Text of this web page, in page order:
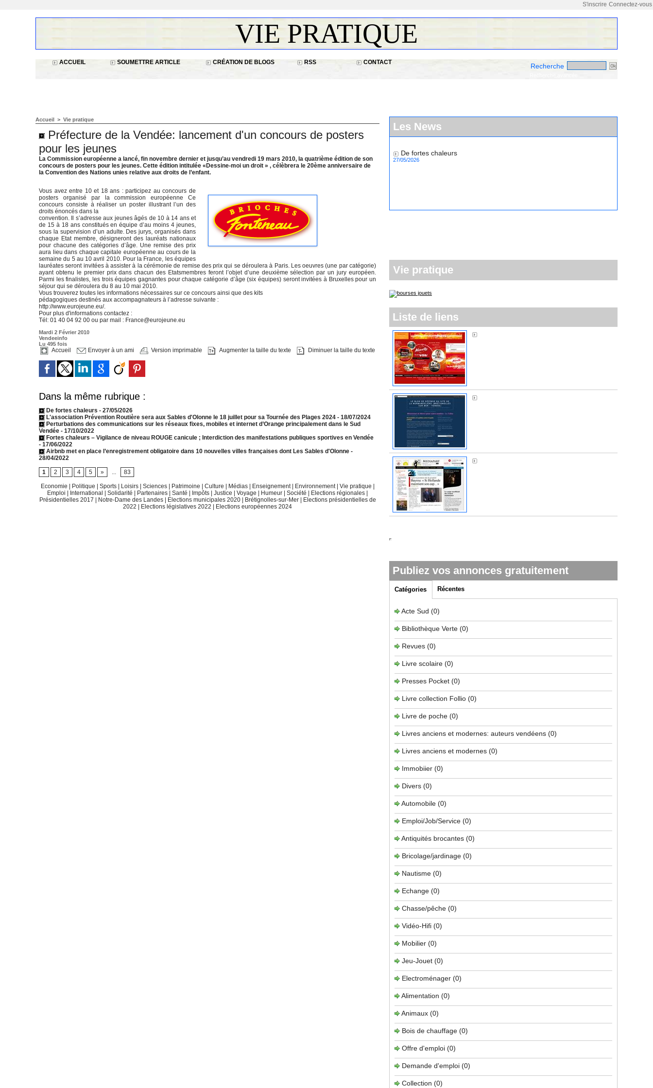
Connectez-vous
S'inscrire
VIE PRATIQUE
ACCUEIL SOUMETTRE ARTICLE CRÉATION DE BLOGS RSS CONTACT Recherche
Accueil > Vie pratique
Préfecture de la Vendée: lancement d'un concours de posters
pour les jeunes
La Commission européenne a lancé, fin novembre dernier et jusqu’au vendredi 19 mars 2010, la quatrième édition de son
concours de posters pour les jeunes. Cette édition intitulée «Dessine-moi un droit » , célèbrera le 20ème anniversaire de
la Convention des Nations unies relative aux droits de l’enfant.
Vous avez entre 10 et 18 ans : participez au concours de
posters organisé par la commission européenne Ce
concours consiste à réaliser un poster illustrant l’un des
droits énoncés dans la
convention. Il s’adresse aux jeunes âgés de 10 à 14 ans et
de 15 à 18 ans constitués en équipe d’au moins 4 jeunes,
sous la supervision d’un adulte. Des jurys, organisés dans
chaque Etat membre, désigneront des lauréats nationaux
pour chacune des catégories d’âge. Une remise des prix
aura lieu dans chaque capitale européenne au cours de la
semaine du 5 au 10 avril 2010. Pour la France, les équipes
lauréates seront invitées à assister à la cérémonie de remise des prix qui se déroulera à Paris. Les oeuvres (une par catégorie)
ayant obtenu le premier prix dans chacun des Etatsmembres feront l’objet d’une deuxième sélection par un jury européen.
Parmi les finalistes, les trois équipes gagnantes pour chaque catégorie d’âge (six équipes) seront invitées à Bruxelles pour un
séjour qui se déroulera du 8 au 10 mai 2010.
Vous trouverez toutes les informations nécessaires sur ce concours ainsi que des kits
pédagogiques destinés aux accompagnateurs à l’adresse suivante :
http://www.eurojeune.eu/.
Pour plus d'informations contactez :
Tél: 01 40 04 92 00 ou par mail : France@eurojeune.eu
Mardi 2 Février 2010
Vendeeinfo
Lu 495 fois
Accueil Envoyer à un ami Version imprimable Augmenter la taille du texte Diminuer la taille du texte
Dans la même rubrique :
De fortes chaleurs - 27/05/2026
L'association Prévention Routière sera aux Sables d'Olonne le 18 juillet pour sa Tournée des Plages 2024 - 18/07/2024
Perturbations des communications sur les réseaux fixes, mobiles et internet d’Orange principalement dans le Sud
Vendée - 17/10/2022
Fortes chaleurs – Vigilance de niveau ROUGE canicule ; Interdiction des manifestations publiques sportives en Vendée
- 17/06/2022
Airbnb met en place l’enregistrement obligatoire dans 10 nouvelles villes françaises dont Les Sables d'Olonne -
28/04/2022
1 2 3 4 5 » ... 83
Economie Politique Sports Loisirs Sciences Patrimoine Culture Médias Enseignement Environnement Vie pratique
Emploi
International Solidarité Partenaires Santé Impôts Justice Voyage Humeur Société Elections régionales
Présidentielles 2017
Notre-Dame des Landes Elections municipales 2020 Brétignolles-sur-Mer
Elections présidentielles de
2022
Elections législatives 2022 Elections européennes 2024
Les News
27/05/2026
Vie pratique
Liste de liens
Publiez vos annonces gratuitement
Catégories Récentes
Acte Sud (0)
Bibliothèque Verte (0)
Revues (0)
Livre scolaire (0)
Presses Pocket (0)
Livre collection Follio (0)
Livre de poche (0)
Livres anciens et modernes: auteurs vendéens (0)
Livres anciens et modernes (0)
Immobiier (0)
Divers (0)
Automobile (0)
Emploi/Job/Service (0)
Antiquités brocantes (0)
Bricolage/jardinage (0)
Nautisme (0)
Echange (0)
Chasse/pêche (0)
Vidéo-Hifi (0)
Mobilier (0)
Jeu-Jouet (0)
Electroménager (0)
Alimentation (0)
Animaux (0)
Bois de chauffage (0)
Offre d'emploi (0)
Demande d'emploi (0)
Collection (0)